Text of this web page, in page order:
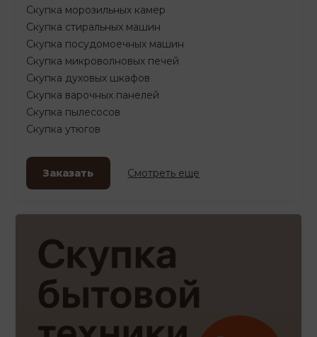
Скупка морозильных камер
Скупка стиральных машин
Скупка посудомоечных машин
Скупка микроволновых печей
Скупка духовых шкафов
Скупка варочных панелей
Скупка пылесосов
Скупка утюгов
Заказать Смотреть еще